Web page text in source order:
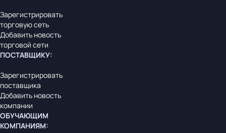
Зарегистрировать
торговую сеть
Добавить новость
торговой сети
ПОСТАВЩИКУ:
Зарегистрировать
поставщика
Добавить новость
компании
ОБУЧАЮЩИМ
КОМПАНИЯМ: